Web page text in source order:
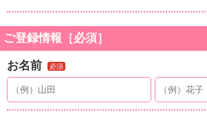
ご登録情報［必須］
お名前 必須